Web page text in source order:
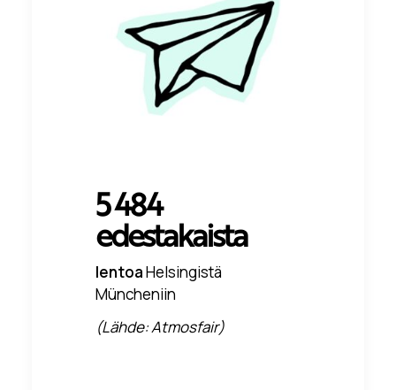
5 484
edestakaista
lentoaHelsingistä
Müncheniin
(Lähde: Atmosfair)